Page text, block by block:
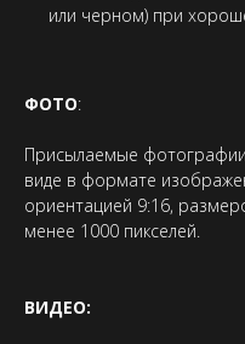
или черном) при
ФОТО:
Присылаемые
виде в формате
ориентацией 9:16,
менее 1000 пикселей.
ВИДЕО: